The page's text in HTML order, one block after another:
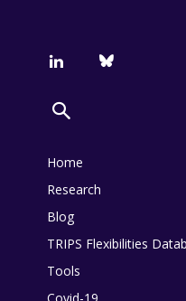
Home
Research
Blog
TRIPS Flexibilities
Tools